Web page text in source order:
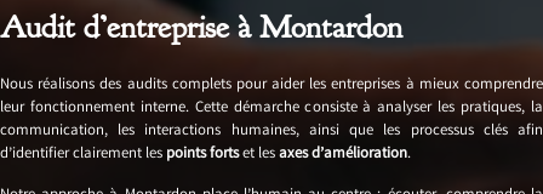
Audit d’entreprise à Montardon
Nous réalisons des audits complets pour aider les entreprises à mieux comprendre
leur fonctionnement interne. Cette démarche consiste à analyser les pratiques, la
communication, les interactions humaines, ainsi que les processus clés afin
d’identifier clairement les points fortset lesaxes d’amélioration.